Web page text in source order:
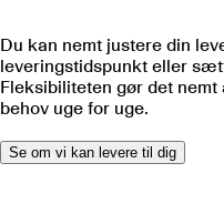
Du kan nemt justere din
leveringstidspunkt eller
Fleksibiliteten gør det
behov uge for uge.
Se om vi kan levere til dig